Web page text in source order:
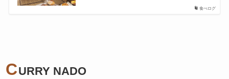
食べログ
CURRY NADO